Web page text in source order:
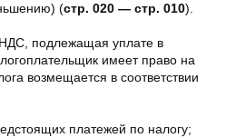
(стр. 020 — стр. 010).
подлежащая уплате в
имеет право на
возмещается в соответствии
платежей по налогу;